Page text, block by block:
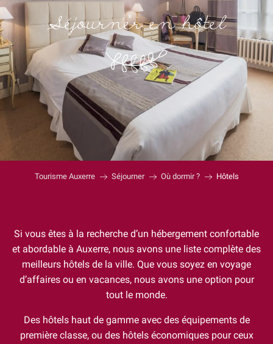
Séjourner en hôtel
Tourisme Auxerre Séjourner Où dormir ? Hôtels
Si vous êtes à la recherche d’un hébergement confortable
et abordable à Auxerre, nous avons une liste complète des
meilleurs hôtels de la ville. Que vous soyez en voyage
d’affaires ou en vacances, nous avons une option pour
tout le monde.
Des hôtels haut de gamme avec des équipements de
première classe, ou des hôtels économiques pour ceux